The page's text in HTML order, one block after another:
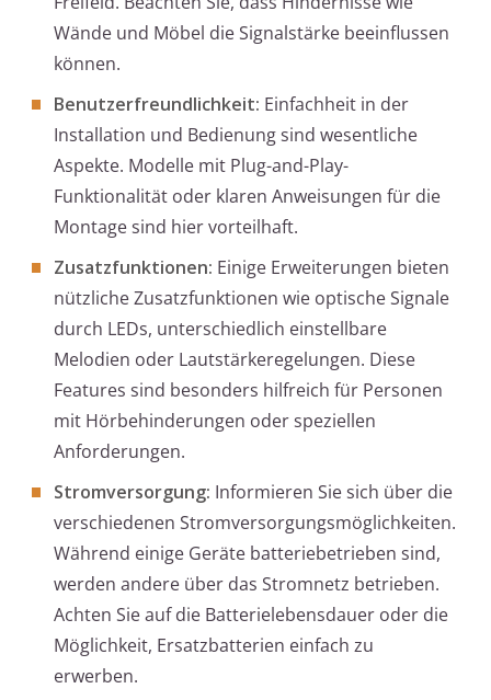
Wände und Möbel die Signalstärke beeinflussen
können.
Benutzerfreundlichkeit: Einfachheit in der
Installation und Bedienung sind wesentliche
Aspekte. Modelle mit Plug-and-Play-
Funktionalität oder klaren Anweisungen für die
Montage sind hier vorteilhaft.
Zusatzfunktionen: Einige Erweiterungen bieten
nützliche Zusatzfunktionen wie optische Signale
durch LEDs, unterschiedlich einstellbare
Melodien oder Lautstärkeregelungen. Diese
Features sind besonders hilfreich für Personen
mit Hörbehinderungen oder speziellen
Anforderungen.
Stromversorgung: Informieren Sie sich über die
verschiedenen Stromversorgungsmöglichkeiten.
Während einige Geräte batteriebetrieben sind,
werden andere über das Stromnetz betrieben.
Achten Sie auf die Batterielebensdauer oder die
Möglichkeit, Ersatzbatterien einfach zu
erwerben.